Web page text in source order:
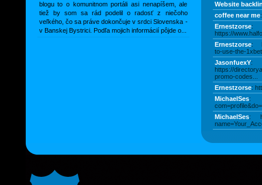
blogu to o komunitnom portáli asi nenapíšem, ale
tiež by som sa rád podelil o radosť z niečoho
veľkého, čo sa práve dokončuje v srdci Slovenska -
v Banskej Bystrici. Podľa mojich informácií pôjde o...
Website
coffee near me
Ernestzorse:
https://
Ernestzorse:
to-use-the-
JasonfuexY:
https://
promo-codes...
Ernestzorse:
MichaelSes:
MichaelSes: